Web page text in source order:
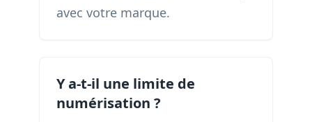
avec votre marque.
Y a-t-il une limite de
numérisation ?